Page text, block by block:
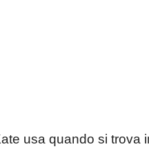
usa quando si trova